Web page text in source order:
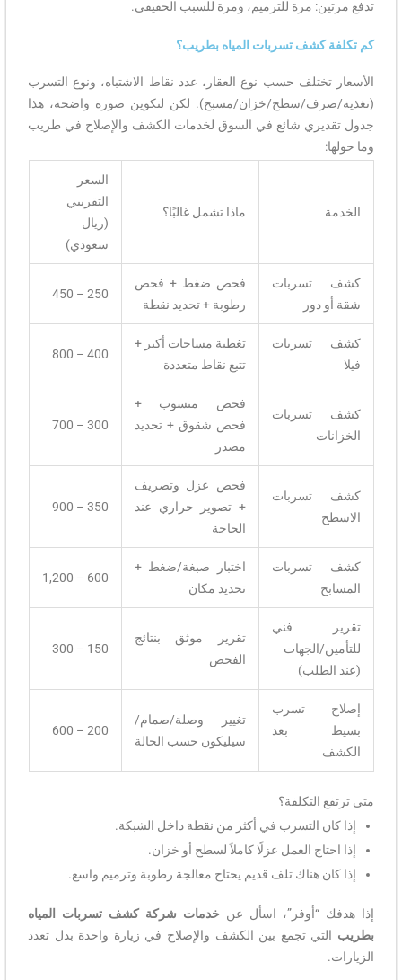
تدفع مرتين: مرة للترميم، ومرة للسبب الحقيقي.
كم تكلفة كشف تسربات المياه بطريب؟
الأسعار تختلف حسب نوع العقار، عدد نقاط الاشتباه، ونوع التسرب
(تغذية/صرف/سطح/خزان/مسبح). لكن لتكوين صورة واضحة، هذا
جدول تقديري شائع في السوق لخدمات الكشف والإصلاح في طريب
وما حولها:
الخدمة ماذا تشمل غالبًا؟
السعر
التقريبي
(ريال
سعودي)
كشف تسربات
شقة أو دور
فحص ضغط + فحص
رطوبة + تحديد نقطة
250 – 450
كشف تسربات
فيلا
تغطية مساحات أكبر +
تتبع نقاط متعددة
400 – 800
كشف تسربات
الخزانات
فحص منسوب +
فحص شقوق + تحديد
مصدر
300 – 700
كشف تسربات
الاسطح
فحص عزل وتصريف
+ تصوير حراري عند
الحاجة
350 – 900
كشف تسربات
المسابح
اختبار صبغة/ضغط +
تحديد مكان
600 – 1,200
تقرير فني
للتأمين/الجهات
(عند الطلب)
تقرير موثق بنتائج
الفحص
150 – 300
إصلاح تسرب
بسيط بعد
الكشف
تغيير وصلة/صمام/
سيليكون حسب الحالة
200 – 600
متى ترتفع التكلفة؟
إذا كان التسرب في أكثر من نقطة داخل الشبكة.
إذا احتاج العمل عزلًا كاملاً لسطح أو خزان.
إذا كان هناك تلف قديم يحتاج معالجة رطوبة وترميم واسع.
إذا هدفك “أوفر”، اسأل عن خدمات شركة كشف تسربات المياه
بطريب التي تجمع بين الكشف والإصلاح في زيارة واحدة بدل تعدد
الزيارات.